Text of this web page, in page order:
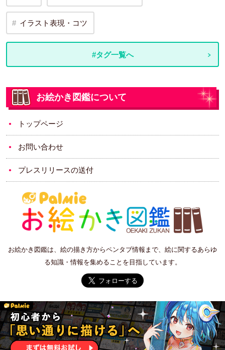
イラスト表現・コツ
#タグ一覧へ
お絵かき図鑑について
トップページ
お問い合わせ
プレスリリースの送付
お絵かき図鑑は、絵の描き方からペンタブ情報まで、絵に関するあらゆ
る知識・情報を集めることを目指しています。